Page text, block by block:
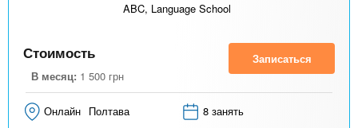
ABC, Language School
Стоимость
В месяц: 1 500 грн
Записаться
Онлайн Полтава 8 занять